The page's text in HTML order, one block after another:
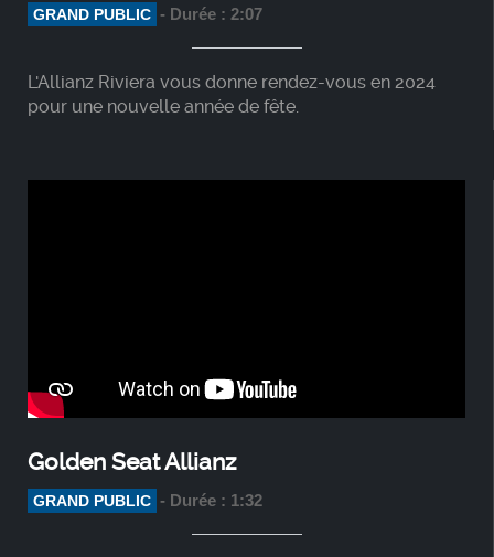
GRAND PUBLIC - Durée : 2:07
L'Allianz Riviera vous donne rendez-vous en 2024
pour une nouvelle année de fête.
Golden Seat Allianz
GRAND PUBLIC - Durée : 1:32